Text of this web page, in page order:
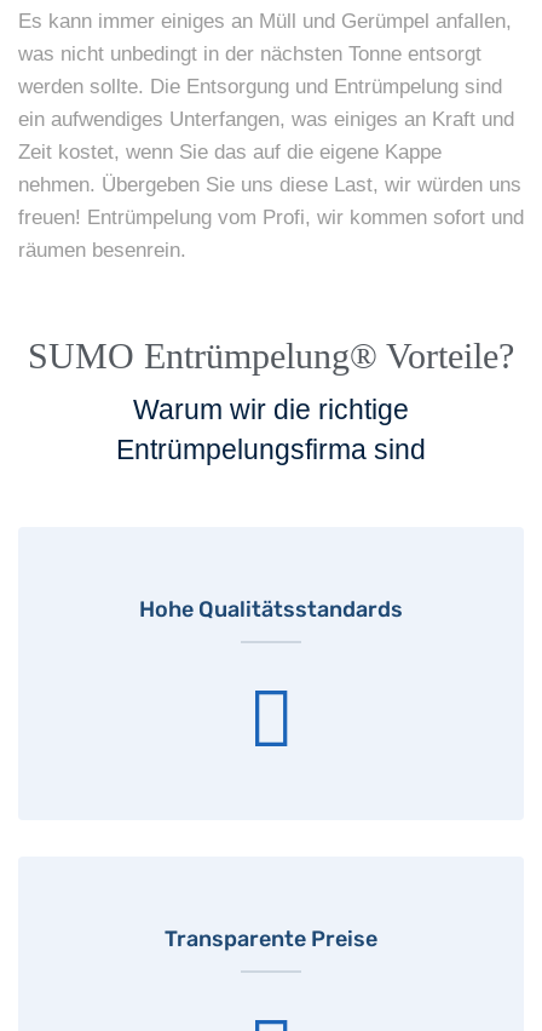
Es kann immer einiges an Müll und Gerümpel anfallen,
was nicht unbedingt in der nächsten Tonne entsorgt
werden sollte. Die Entsorgung und Entrümpelung sind
ein aufwendiges Unterfangen, was einiges an Kraft und
Zeit kostet, wenn Sie das auf die eigene Kappe
nehmen. Übergeben Sie uns diese Last, wir würden uns
freuen! Entrümpelung vom Profi, wir kommen sofort und
räumen besenrein.
SUMO Entrümpelung® Vorteile?
Warum wir die richtige
Entrümpelungsfirma sind
Hohe Qualitätsstandards
Transparente Preise